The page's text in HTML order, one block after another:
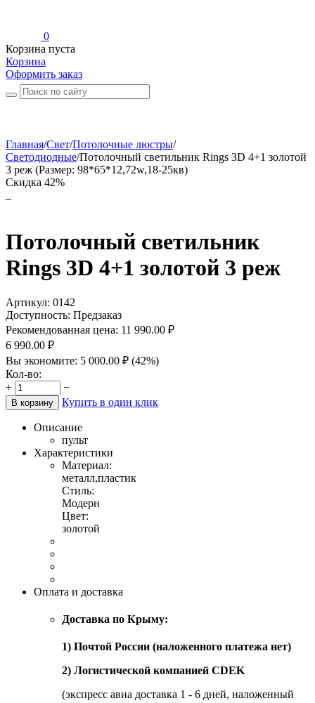
0
Корзина пуста
Корзина
Оформить заказ
Главная/Свет/Потолочные люстры/
Светодиодные/Потолочный светильник Rings 3D 4+1 золотой
3 реж (Размер: 98*65*12,72w,18-25кв)
Скидка 42%
Потолочный светильник
Rings 3D 4+1 золотой 3 реж
Артикул: 0142
Доступность: Предзаказ
Рекомендованная цена: 11 990.00 ₽
6 990.00 ₽
Вы экономите: 5 000.00 ₽ (42%)
Кол-во:
+
−
В корзину Купить в один клик
Описание
пульт
Характеристики
Материал:
металл,пластик
Стиль:
Модерн
Цвет:
золотой
Оплата и доставка
Доставка по Крыму:
1) Почтой России (наложенного платежа нет)
2) Логистической компанией CDEK
(экспресс авиа доставка 1 - 6 дней, наложенный